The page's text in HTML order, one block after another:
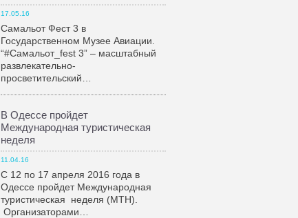
17.05.16
Самальот Фест 3 в
Государственном Музее Авиации.
“#Самальот_fest 3” – масштабный
развлекательно-
просветительский…
В Одессе пройдет
Международная туристическая
неделя
11.04.16
С 12 по 17 апреля 2016 года в
Одессе пройдет Международная
туристическая неделя (МТН).
Организаторами…